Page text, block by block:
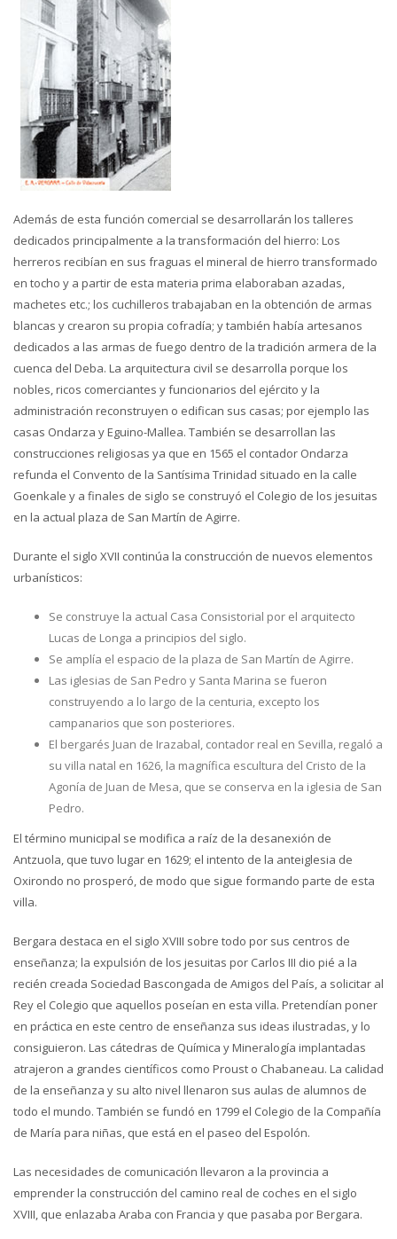
Además de esta función comercial se desarrollarán los talleres
dedicados principalmente a la transformación del hierro: Los
herreros recibían en sus fraguas el mineral de hierro transformado
en tocho y a partir de esta materia prima elaboraban azadas,
machetes etc.; los cuchilleros trabajaban en la obtención de armas
blancas y crearon su propia cofradía; y también había artesanos
dedicados a las armas de fuego dentro de la tradición armera de la
cuenca del Deba. La arquitectura civil se desarrolla porque los
nobles, ricos comerciantes y funcionarios del ejército y la
administración reconstruyen o edifican sus casas; por ejemplo las
casas Ondarza y Eguino-Mallea. También se desarrollan las
construcciones religiosas ya que en 1565 el contador Ondarza
refunda el Convento de la Santísima Trinidad situado en la calle
Goenkale y a finales de siglo se construyó el Colegio de los jesuitas
en la actual plaza de San Martín de Agirre.
Durante el siglo XVII continúa la construcción de nuevos elementos
urbanísticos:
Se construye la actual Casa Consistorial por el arquitecto
Lucas de Longa a principios del siglo.
Se amplía el espacio de la plaza de San Martín de Agirre.
Las iglesias de San Pedro y Santa Marina se fueron
construyendo a lo largo de la centuria, excepto los
campanarios que son posteriores.
El bergarés Juan de Irazabal, contador real en Sevilla, regaló a
su villa natal en 1626, la magnífica escultura del Cristo de la
Agonía de Juan de Mesa, que se conserva en la iglesia de San
Pedro.
El término municipal se modifica a raíz de la desanexión de
Antzuola, que tuvo lugar en 1629; el intento de la anteiglesia de
Oxirondo no prosperó, de modo que sigue formando parte de esta
villa.
Bergara destaca en el siglo XVIII sobre todo por sus centros de
enseñanza; la expulsión de los jesuitas por Carlos III dio pié a la
recién creada Sociedad Bascongada de Amigos del País, a solicitar al
Rey el Colegio que aquellos poseían en esta villa. Pretendían poner
en práctica en este centro de enseñanza sus ideas ilustradas, y lo
consiguieron. Las cátedras de Química y Mineralogía implantadas
atrajeron a grandes científicos como Proust o Chabaneau. La calidad
de la enseñanza y su alto nivel llenaron sus aulas de alumnos de
todo el mundo. También se fundó en 1799 el Colegio de la Compañía
de María para niñas, que está en el paseo del Espolón.
Las necesidades de comunicación llevaron a la provincia a
emprender la construcción del camino real de coches en el siglo
XVIII, que enlazaba Araba con Francia y que pasaba por Bergara.